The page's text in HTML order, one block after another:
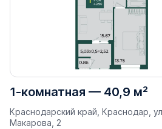
1-комнатная — 40,9 м²
Краснодарский край, Краснодар,
Макарова, 2